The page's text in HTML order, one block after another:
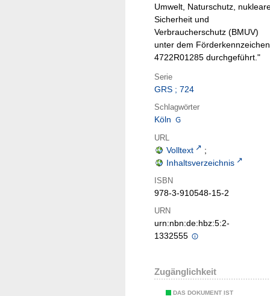
Umwelt, Naturschutz,
Sicherheit und
Verbraucherschutz (BMUV)
unter dem Förderkennzeichen
4722R01285 durchgeführt."
Serie
GRS ; 724
Schlagwörter
Köln
URL
Volltext
;
Inhaltsverzeichnis
ISBN
978-3-910548-15-2
URN
urn:nbn:de:hbz:5:2-
1332555
Zugänglichkeit
DAS DOKUMENT IST